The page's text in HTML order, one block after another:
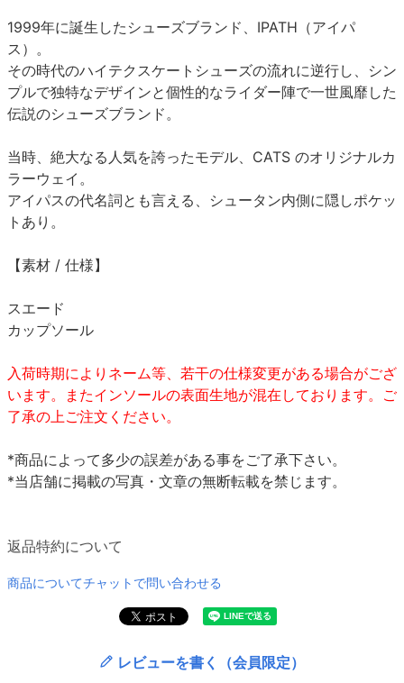
1999年に誕生したシューズブランド、IPATH（アイパ
ス）。
その時代のハイテクスケートシューズの流れに逆行し、シン
プルで独特なデザインと個性的なライダー陣で一世風靡した
伝説のシューズブランド。
当時、絶大なる人気を誇ったモデル、CATS のオリジナルカ
ラーウェイ。
アイパスの代名詞とも言える、シュータン内側に隠しポケッ
トあり。
【素材 / 仕様】
スエード
カップソール
入荷時期によりネーム等、若干の仕様変更がある場合がござ
います。またインソールの表面生地が混在しております。ご
了承の上ご注文ください。
*商品によって多少の誤差がある事をご了承下さい。
*当店舗に掲載の写真・文章の無断転載を禁じます。
返品特約について
商品についてチャットで問い合わせる
レビューを書く（会員限定）